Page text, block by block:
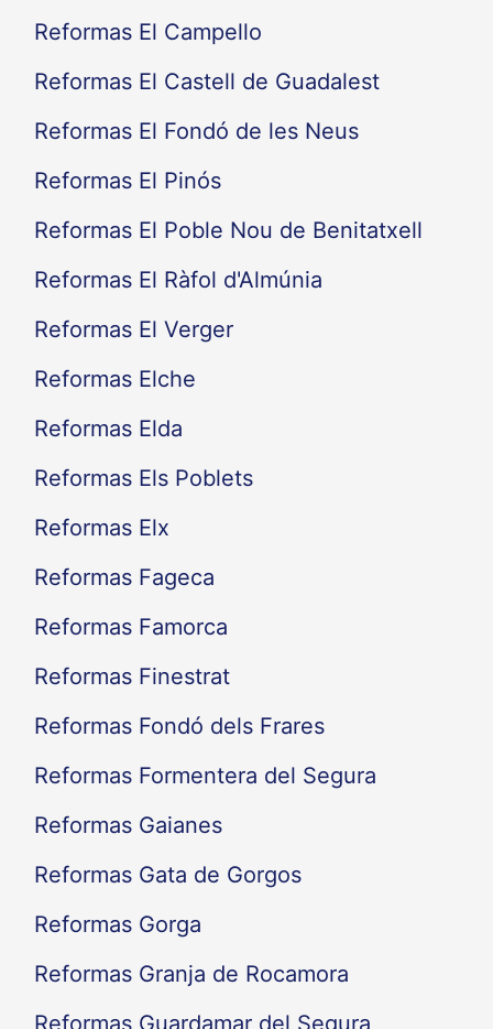
Reformas El Campello
Reformas El Castell de Guadalest
Reformas El Fondó de les Neus
Reformas El Pinós
Reformas El Poble Nou de Benitatxell
Reformas El Ràfol d'Almúnia
Reformas El Verger
Reformas Elche
Reformas Elda
Reformas Els Poblets
Reformas Elx
Reformas Fageca
Reformas Famorca
Reformas Finestrat
Reformas Fondó dels Frares
Reformas Formentera del Segura
Reformas Gaianes
Reformas Gata de Gorgos
Reformas Gorga
Reformas Granja de Rocamora